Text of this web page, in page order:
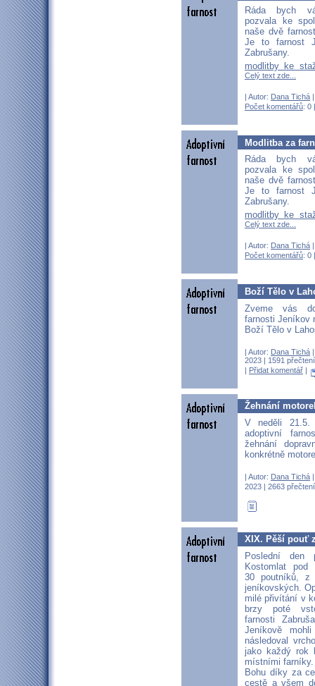
Ráda bych
pozvala ke
naše dvě
Je to farnost
Zabrušany.
modlitby ke
Celý text zde...
| Autor: Dana Tichá
Počet komentářů: 0
Modlitba za
Ráda bych
pozvala ke
naše dvě
Je to farnost
Zabrušany.
modlitby ke
Celý text zde...
| Autor: Dana Tichá
Počet komentářů: 0
Boží Tělo v
Zveme vás
farnosti Jeníkov
Boží Tělo v
| Autor: Dana Tichá
2023 | 1591
| Přidat komentář |
Žehnání
V neděli 21.5.
adoptivní
žehnání
konkrétně
| Autor: Dana Tichá
2023 | 2663
XIX. Pěší pouť
Poslední den
Kostomlat pod
30 poutníků, z
jeníkovských.
milé přivítání v
brzy poté
farnosti
Jeníkově
následoval
jako každý rok
místními farníky.
Bohu díky za
cestě a všem